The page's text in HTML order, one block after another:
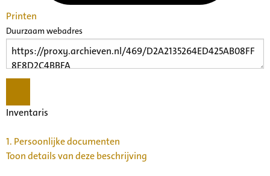
Printen
Duurzaam webadres
Inventaris
1. Persoonlijke documenten
Toon details van deze beschrijving